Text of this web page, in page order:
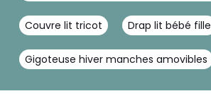
Couvre lit tricot Drap lit bébé fille
Gigoteuse hiver manches amovibles